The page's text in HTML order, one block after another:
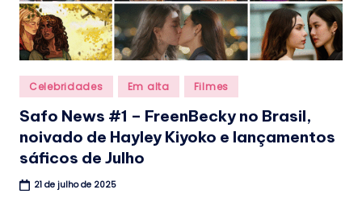
Posted
in
Celebridades Em alta Filmes
Safo News #1 – FreenBecky no Brasil,
noivado de Hayley Kiyoko e lançamentos
sáficos de Julho
21 de julho de 2025